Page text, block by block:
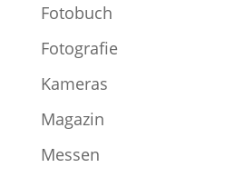
Fotobuch
Fotografie
Kameras
Magazin
Messen